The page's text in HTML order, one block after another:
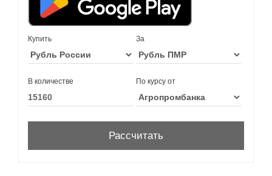
Купить За
В количестве По курсу от